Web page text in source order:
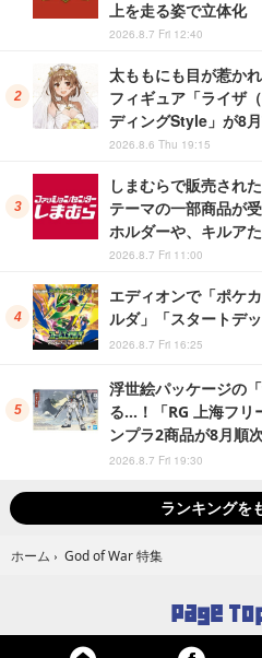
上を走る姿で立体化
2026.8.7 Fri 12:40
太ももにも目が惹か
フィギュア「ライザ
ディングStyle」が8
2026.8.6 Thu 19:15
しまむらで販売され
テーマの一部商品が
ホルダーや、キルア
2026.8.7 Fri 11:00
エディオンで「ポケ
ルダ」「スタートデ
2026.8.7 Fri 16:25
浮世絵パッケージの
る…！「RG 上海フリ
ンプラ2商品が8月順
2026.8.7 Fri 19:30
ランキングを
ホーム › God of War 特集